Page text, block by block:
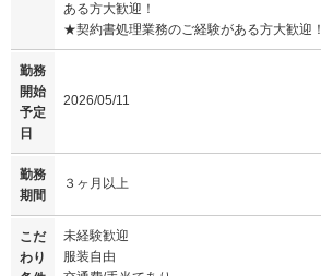
ある方大歓迎！
★契約書処理業務のご経験がある方大歓迎！
勤務
開始
予定
日
2026/05/11
勤務
期間
３ヶ月以上
こだ
わり
未経験歓迎
服装自由